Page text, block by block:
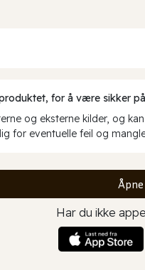
for å være sikker
og eksterne kilder, og
for eventuelle feil og
Har du ikke